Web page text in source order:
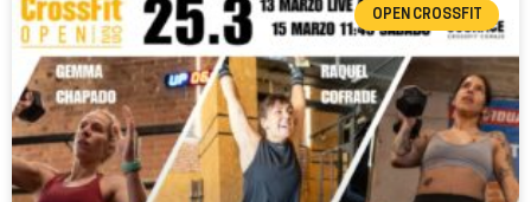
OPEN CROSSFIT